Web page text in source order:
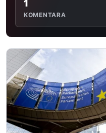
1
KOMENTARA